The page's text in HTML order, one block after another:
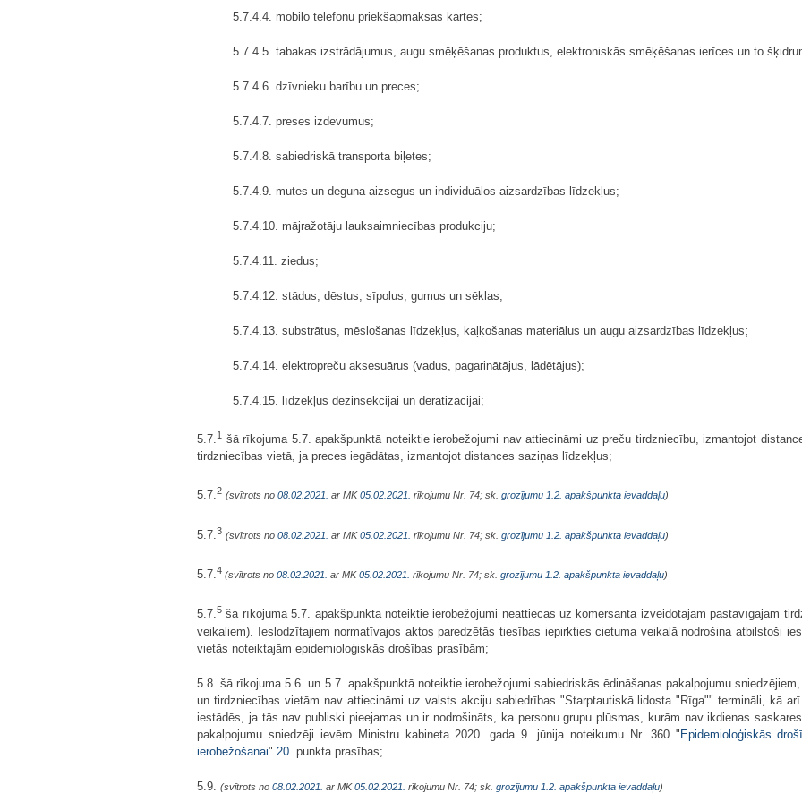
5.7.4.4. mobilo telefonu priekšapmaksas kartes;
5.7.4.5. tabakas izstrādājumus, augu smēķēšanas produktus, elektroniskās smēķēšanas ierīces un to
5.7.4.6. dzīvnieku barību un preces;
5.7.4.7. preses izdevumus;
5.7.4.8. sabiedriskā transporta biļetes;
5.7.4.9. mutes un deguna aizsegus un individuālos aizsardzības līdzekļus;
5.7.4.10. mājražotāju lauksaimniecības produkciju;
5.7.4.11. ziedus;
5.7.4.12. stādus, dēstus, sīpolus, gumus un sēklas;
5.7.4.13. substrātus, mēslošanas līdzekļus, kaļķošanas materiālus un augu aizsardzības līdzekļus;
5.7.4.14. elektropreču aksesuārus (vadus, pagarinātājus, lādētājus);
5.7.4.15. līdzekļus dezinsekcijai un deratizācijai;
5.7.1 šā rīkojuma 5.7. apakšpunktā noteiktie ierobežojumi nav attiecināmi uz preču tirdzniecību, izmantojot
tirdzniecības vietā, ja preces iegādātas, izmantojot distances saziņas līdzekļus;
5.7.2 (svītrots no 08.02.2021. ar MK05.02.2021. rīkojumu Nr. 74; sk. grozījumu 1.2. apakšpunkta ievaddaļu)
5.7. 3 (svītrots no 08.02.2021. ar MK05.02.2021. rīkojumu Nr. 74; sk. grozījumu 1.2. apakšpunkta ievaddaļu)
5.7.4 (svītrots no 08.02.2021. ar MK05.02.2021. rīkojumu Nr. 74; sk. grozījumu 1.2. apakšpunkta ievaddaļu)
5.7.5 šā rīkojuma 5.7. apakšpunktā noteiktie ierobežojumi neattiecas uz komersanta izveidotajām pastāvīgajām
veikaliem). Ieslodzītajiem normatīvajos aktos paredzētās tiesības iepirkties cietuma veikalā nodrošina atbilstoši
vietās noteiktajām epidemioloģiskās drošības prasībām;
5.8. šā rīkojuma 5.6. un 5.7. apakšpunktā noteiktie ierobežojumi sabiedriskās ēdināšanas pakalpojumu
un tirdzniecības vietām nav attiecināmi uz valsts akciju sabiedrības "Starptautiskā lidosta "Rīga"" termināli, kā
iestādēs, ja tās nav publiski pieejamas un ir nodrošināts, ka personu grupu plūsmas, kurām nav ikdienas
pakalpojumu sniedzēji ievēro Ministru kabineta 2020. gada 9. jūnija noteikumu Nr. 360 "Epidemioloģiskās
ierobežošanai" 20. punkta prasības;
5.9. (svītrots no 08.02.2021. ar MK05.02.2021. rīkojumu Nr. 74; sk. grozījumu 1.2. apakšpunkta ievaddaļu)